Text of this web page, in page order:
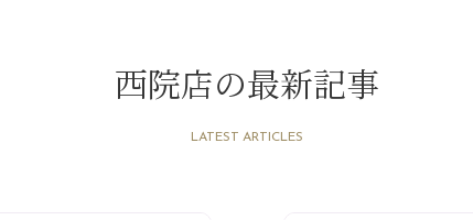
西院店の最新記事
LATEST ARTICLES